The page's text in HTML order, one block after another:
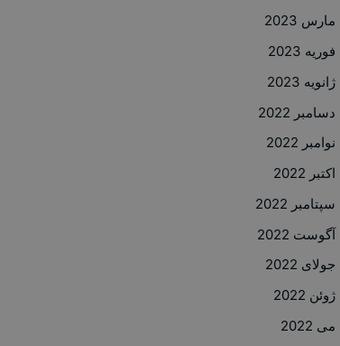
مارس 2023
فوریه 2023
ژانویه 2023
دسامبر 2022
نوامبر 2022
اکتبر 2022
سپتامبر 2022
آگوست 2022
جولای 2022
ژوئن 2022
می 2022